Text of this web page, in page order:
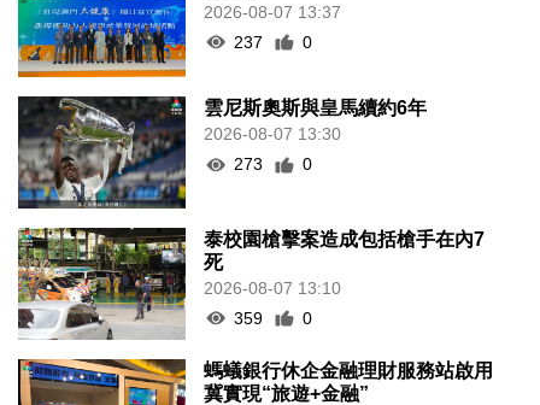
2026-08-07 13:37
237
0
雲尼斯奧斯與皇馬續約6年
2026-08-07 13:30
273
0
泰校園槍擊案造成包括槍手在內7
死
2026-08-07 13:10
359
0
螞蟻銀行休企金融理財服務站啟用
冀實現“旅遊+金融”